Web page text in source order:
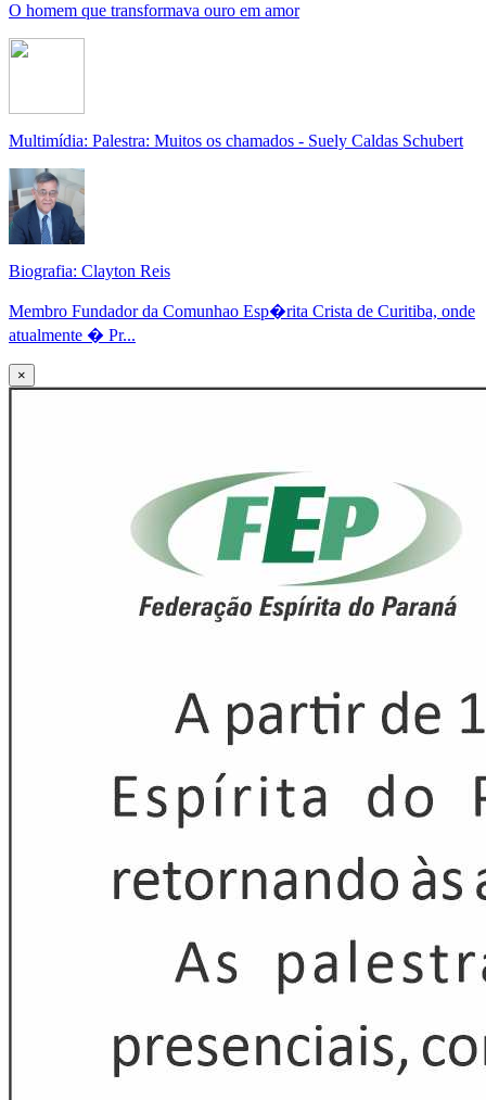
O homem que transformava ouro em amor
Multimídia: Palestra: Muitos os chamados - Suely Caldas Schubert
Biografia: Clayton Reis
Membro Fundador da Comunhao Esp�rita Crista de Curitiba, onde
atualmente � Pr...
×